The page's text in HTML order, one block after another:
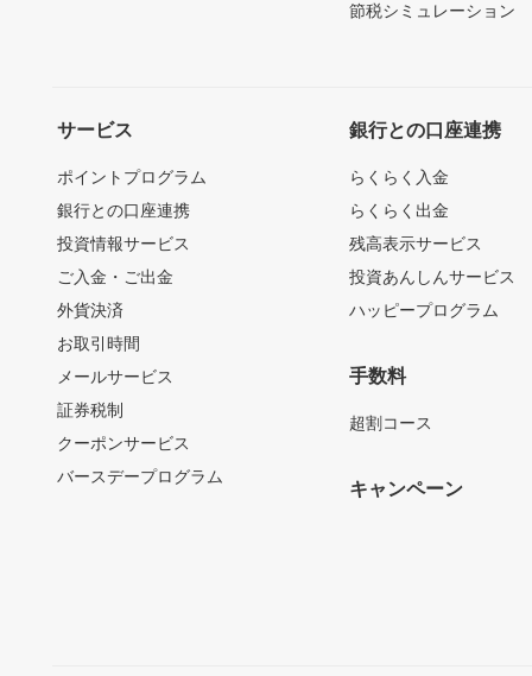
節税シミュレーション
サービス
ポイントプログラム
銀行との口座連携
投資情報サービス
ご入金・ご出金
外貨決済
お取引時間
メールサービス
証券税制
クーポンサービス
バースデープログラム
銀行との口座連携
らくらく入金
らくらく出金
残高表示サービス
投資あんしんサービス
ハッピープログラム
手数料
超割コース
キャンペーン